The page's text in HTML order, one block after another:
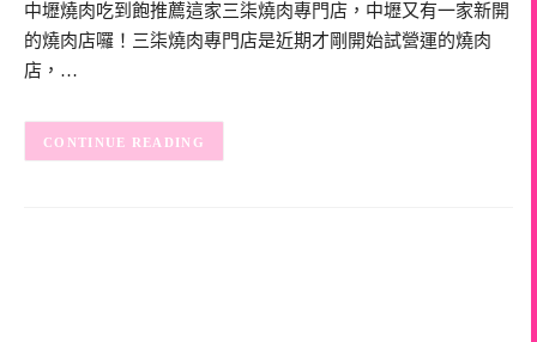
中壢燒肉吃到飽推薦這家三柒燒肉專門店，中壢又有一家新開
的燒肉店囉！三柒燒肉專門店是近期才剛開始試營運的燒肉
店，…
CONTINUE READING